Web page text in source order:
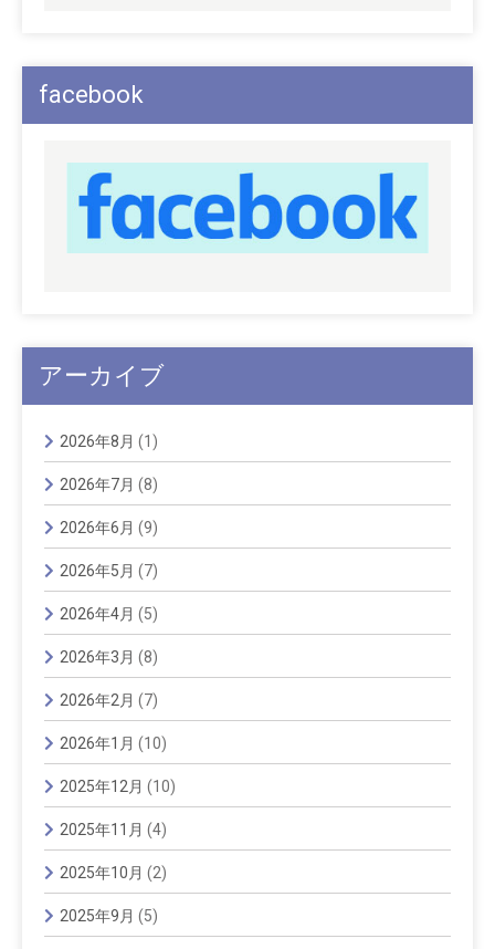
facebook
アーカイブ
2026年8月 (1)
2026年7月 (8)
2026年6月 (9)
2026年5月 (7)
2026年4月 (5)
2026年3月 (8)
2026年2月 (7)
2026年1月 (10)
2025年12月 (10)
2025年11月 (4)
2025年10月 (2)
2025年9月 (5)